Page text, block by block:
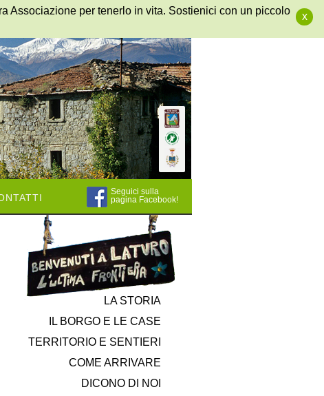
Seguici sulla
pagina Facebook!
LA STORIA
IL BORGO E LE CASE
TERRITORIO E SENTIERI
COME ARRIVARE
DICONO DI NOI
x
Associazione per tenerlo in vita. Sostienici con un piccolo